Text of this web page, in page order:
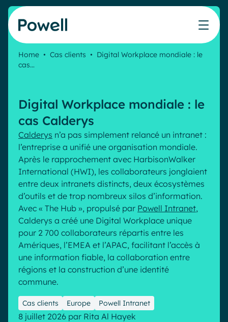
Skip to content
Communication interne
Ressources Humaines
Industries
Service public
Pharma & Santé
Banque & Finance
Industrie
ProduitsPowell Governance
Les cas d'usage
Communication interne
Knowledge Management
Engagement employés
Plateforme connectée
IA Digital Workplace augmentée
Hub digital
Toutes nos fonctionnalités
Partenaires
Devenir partenaire
Microsoft x Powell = ♡
Partenaire Microsoft
Partenaire Bleu
Tarification
Nos clients
Notre accompagnement
Resources
Évaluer mon intranet
Blog
Evénements
Webinaires
Livres blancs
EnglishFrançaisDeutsch
Home • Cas clients • Digital Workplace mondiale : le
cas…
Digital Workplace mondiale : le
cas Calderys
Calderys n’a pas simplement relancé un intranet :
l’entreprise a unifié une organisation mondiale.
Après le rapprochement avec HarbisonWalker
International (HWI), les collaborateurs jonglaient
entre deux intranets distincts, deux écosystèmes
d’outils et de trop nombreux silos d’information.
Avec « The Hub », propulsé par Powell Intranet,
Calderys a créé une Digital Workplace unique
pour 2 700 collaborateurs répartis entre les
Amériques, l’EMEA et l’APAC, facilitant l’accès à
une information fiable, la collaboration entre
régions et la construction d’une identité
commune.
Cas clients Europe Powell Intranet
8 juillet 2026 par Rita Al Hayek